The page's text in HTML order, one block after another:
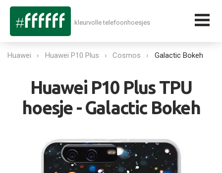
kleurvolle telefoonhoesjes
Huawei Huawei P10 Plus Cosmos Galactic Bokeh
Huawei P10 Plus TPU
hoesje - Galactic Bokeh